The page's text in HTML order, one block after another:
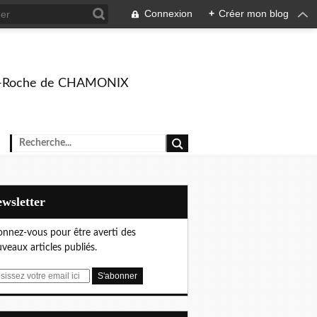
Connexion + Créer mon blog
de CHAMONIX
vous pour être averti des
articles publiés.